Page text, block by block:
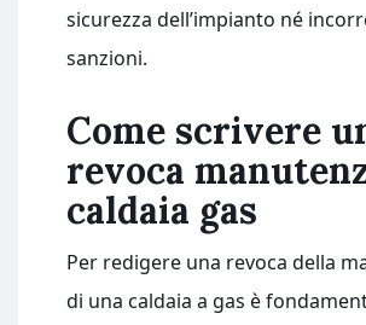
sicurezza dell’impianto né
sanzioni.
Come scrivere
revoca
caldaia gas​
Per redigere una revoca della
di una caldaia a gas è